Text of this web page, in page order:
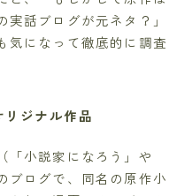
話ブログが元ネタ？」
気になって徹底的に調査
ジナル作品
「小説家になろう」や
ブログで、同名の原作小